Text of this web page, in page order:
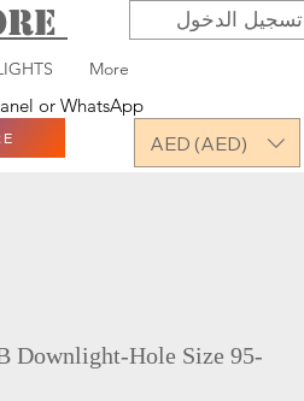
More
تسجيل الدخول
or WhatsApp
AED (AED)
Downlight-Hole Size 95-